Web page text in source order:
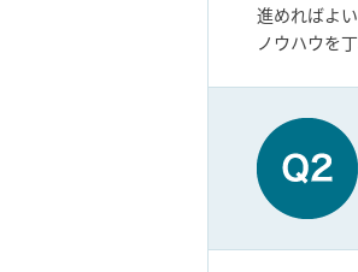
進めればよ
ノウハウを